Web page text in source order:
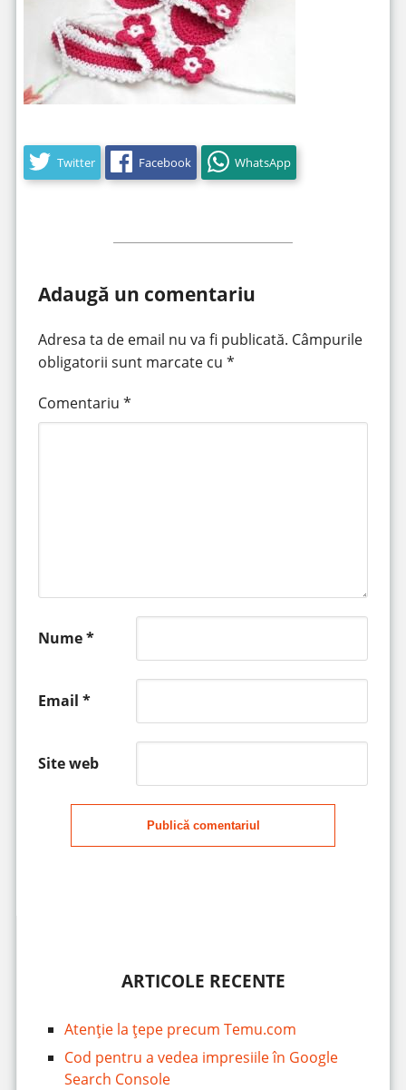
Twitter Facebook WhatsApp
Adaugă un comentariu
Adresa ta de email nu va fi publicată. Câmpurile
obligatorii sunt marcate cu *
Comentariu *
Nume*
Email *
Site web
Publică comentariul
ARTICOLE RECENTE
Atenție la țepe precum Temu.com
Cod pentru a vedea impresiile în Google
Search Console